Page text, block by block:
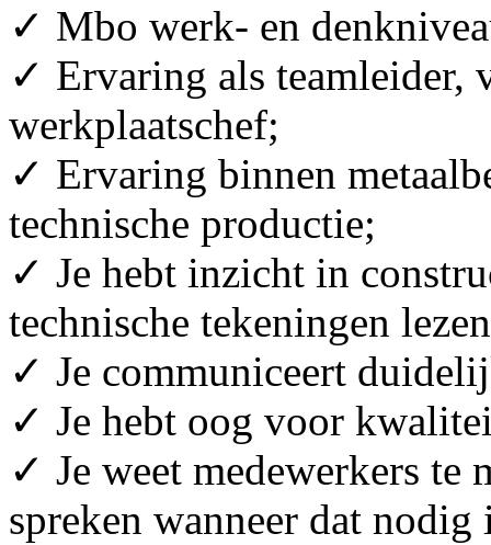
✓ Mbo werk- en
✓ Ervaring als teamleider,
werkplaatschef;
✓ Ervaring binnen
technische productie;
✓ Je hebt inzicht in
technische tekeningen
✓ Je communiceert
✓ Je hebt oog voor
✓ Je weet medewerkers te
spreken wanneer dat nodig